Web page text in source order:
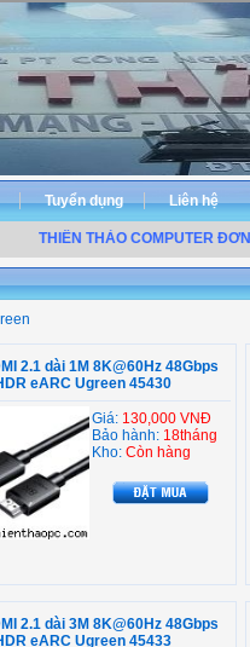
Tuyển dụng Liên hệ
THIÊN THẢO COMPUTER ĐƠN VỊ
2.1 dài 1M 8K@60Hz 48Gbps
eARC Ugreen 45430
Giá: 130,000 VNĐ
Bảo hành: 18tháng
Kho: Còn hàng
2.1 dài 3M 8K@60Hz 48Gbps
eARC Ugreen 45433